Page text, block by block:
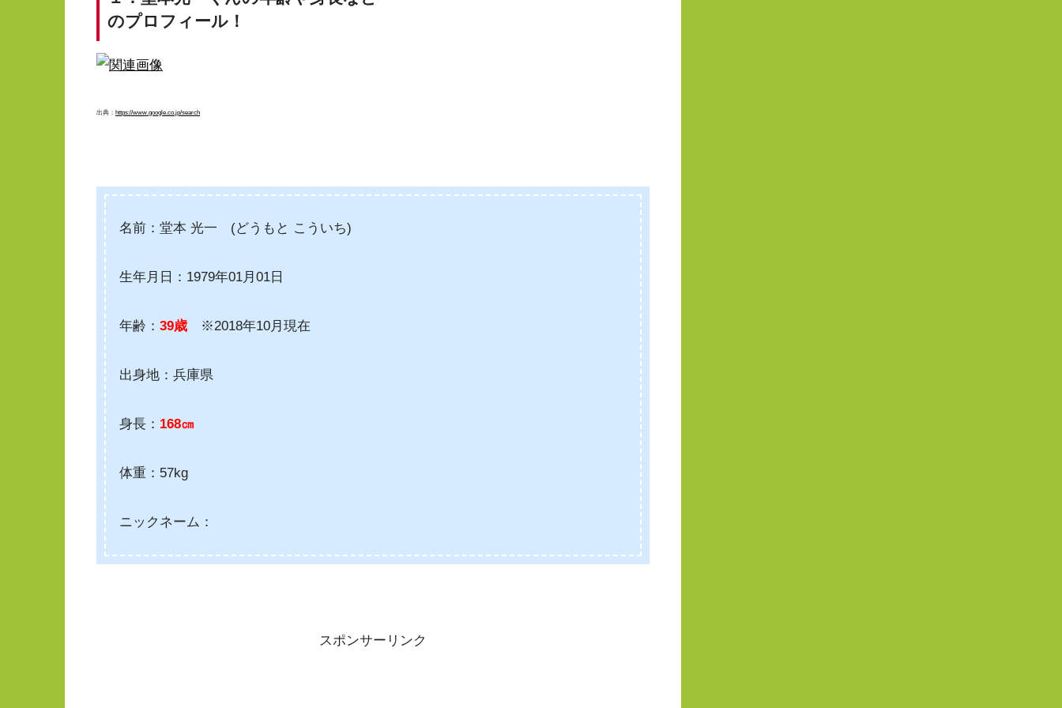
のプロフィール！
出典： https://www.google.co.jp/search
名前：堂本 光一 (どうもと こういち)
生年月日：1979年01月01日
年齢：39歳 ※2018年10月現在
出身地：兵庫県
身長： 168㎝
体重：57kg
ニックネーム：
スポンサーリンク